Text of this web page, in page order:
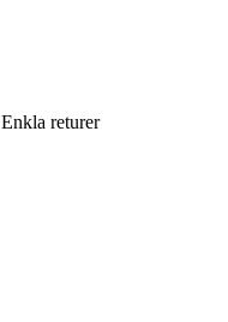
Enkla returer